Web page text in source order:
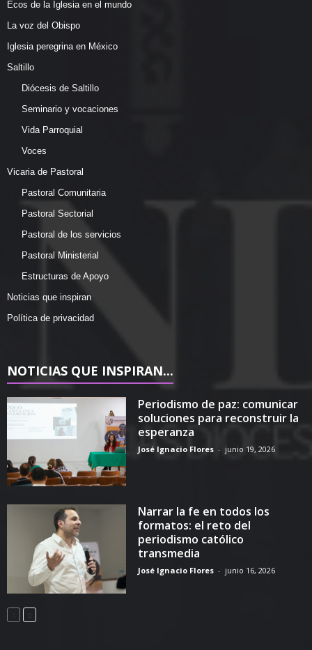
Ecos de la Iglesia en el mundo
La voz del Obispo
Iglesia peregrina en México
Saltillo
Diócesis de Saltillo
Seminario y vocaciones
Vida Parroquial
Voces
Vicaria de Pastoral
Pastoral Comunitaria
Pastoral Sectorial
Pastoral de los servicios
Pastoral Ministerial
Estructuras de Apoyo
Noticias que inspiran
Política de privacidad
NOTICIAS QUE INSPIRAN...
Periodismo de paz: comunicar
soluciones para reconstruir la
esperanza
José Ignacio Flores - junio 19, 2026
Narrar la fe en todos los
formatos: el reto del
periodismo católico
transmedia
José Ignacio Flores - junio 16, 2026